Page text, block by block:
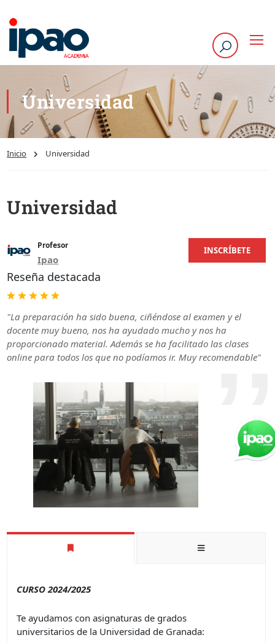
Universidad
Inicio Universidad
Universidad
Profesor
Ipao
INSCRÍBETE
Reseña destacada
"La preparación ha sido buena, ciñéndose al examen y el
docente muy bueno, nos ha ayudado mucho y nos ha
proporcionado material. Además se ha facilitado las clases
online para todos los que no podíamos ir. Muy recomendable"
CURSO 2024/2025
Te ayudamos con asignaturas de grados
universitarios de la Universidad de Granada: